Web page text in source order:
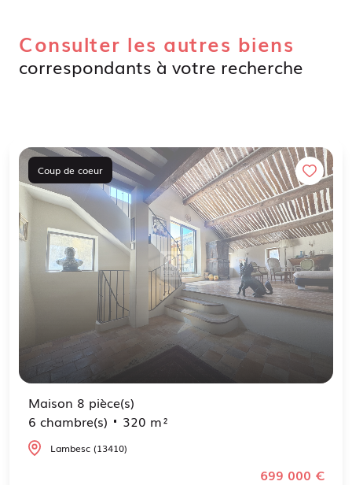
Consulter les autres biens
correspondants à votre recherche
Coup de coeur
Maison 8 pièce(s)
6 chambre(s)
320 m²
Lambesc (13410)
699 000 €